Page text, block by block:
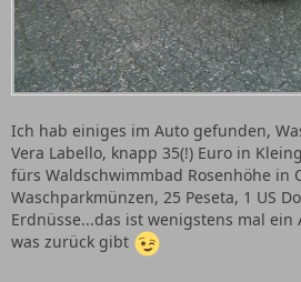
Ich hab einiges im Auto gefunden,
Vera Labello, knapp 35(!) Euro in
fürs Waldschwimmbad Rosenhöhe in
Waschparkmünzen, 25 Peseta, 1 US
Erdnüsse...das ist wenigstens mal ein
was zurück gibt